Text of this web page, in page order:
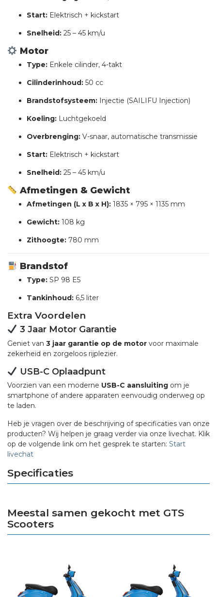
Start: Elektrisch + kickstart
Snelheid: 25 – 45 km/u
Motor
Type: Enkele cilinder, 4-takt
Cilinderinhoud: 50 cc
Brandstofsysteem: Injectie (SAILIFU Injection)
Koeling: Luchtgekoeld
Overbrenging: V-snaar, automatische transmissie
Start: Elektrisch + kickstart
Snelheid: 25 – 45 km/u
Afmetingen & Gewicht
Afmetingen (L x B x H): 1835 × 795 × 1135 mm
Gewicht: 108 kg
Zithoogte: 780 mm
Brandstof
Type: SP 98 E5
Tankinhoud: 6,5 liter
Extra Voordelen
3 Jaar Motor Garantie
Geniet van 3 jaar garantie op de motor voor maximale
zekerheid en zorgeloos rijplezier.
USB-C Oplaadpunt
Voorzien van een moderne USB-C aansluiting om je
smartphone of andere apparaten eenvoudig onderweg op
te laden.
Heb je vragen over de beschrijving of specificaties van onze
producten? Wij helpen je graag verder via onze livechat. Klik
op de volgende link om het gesprek te starten: Start
livechat
Specificaties
Meestal samen gekocht met GTS
Scooters